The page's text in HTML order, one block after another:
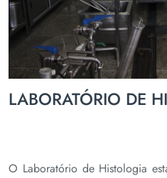
LABORATÓRIO DE
O Laboratório de Histologia